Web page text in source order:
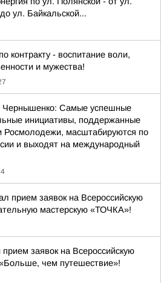
ул. Байкальской...
контракту - воспитание воли,
и мужества!
Чернышенко: Самые успешные
инициативы, поддержанные
Росмолодежи, масштабируются по
и выходят на международный
прием заявок на Всероссийскую
мастерскую «ТОЧКА»!
заявок на Всероссийскую
чем путешествие»!